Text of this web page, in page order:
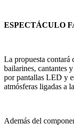
ESPECTÁCULO
La propuesta contará
bailarines, cantantes
por pantallas LED y
atmósferas ligadas a
Además del